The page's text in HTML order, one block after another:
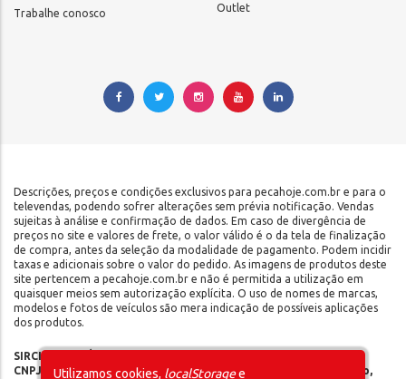
Trabalhe conosco Outlet
Descrições, preços e condições exclusivos para pecahoje.com.br e para o
televendas, podendo sofrer alterações sem prévia notificação. Vendas
sujeitas à análise e confirmação de dados. Em caso de divergência de
preços no site e valores de frete, o valor válido é o da tela de finalização
de compra, antes da seleção da modalidade de pagamento. Podem incidir
taxas e adicionais sobre o valor do pedido. As imagens de produtos deste
site pertencem a pecahoje.com.br e não é permitida a utilização em
quaisquer meios sem autorização explícita. O uso de nomes de marcas,
modelos e fotos de veículos são mera indicação de possíveis aplicações
dos produtos.
SIRCILLI COMÉRCIO DE COMPONENTES AUTOMOTIVOS LTDA |
CNPJ: 17.653.102/0001-09 | IE: 142.141.908.115 | Rua do Manifesto,
Utilizamos cookies, localStoragee